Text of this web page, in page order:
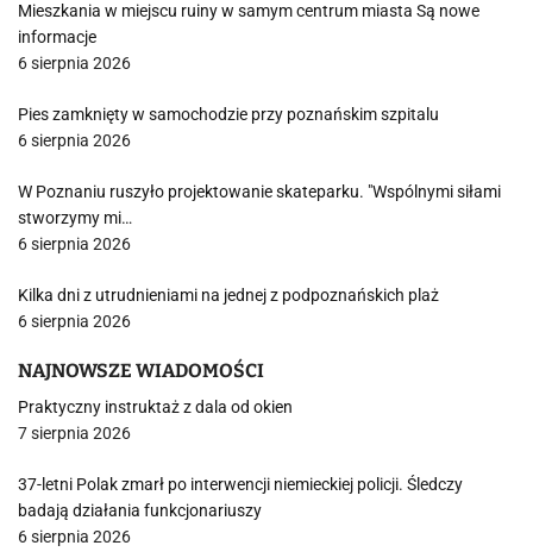
Mieszkania w miejscu ruiny w samym centrum miasta Są nowe
informacje
6 sierpnia 2026
Pies zamknięty w samochodzie przy poznańskim szpitalu
6 sierpnia 2026
W Poznaniu ruszyło projektowanie skateparku. "Wspólnymi siłami
stworzymy mi…
6 sierpnia 2026
Kilka dni z utrudnieniami na jednej z podpoznańskich plaż
6 sierpnia 2026
NAJNOWSZE WIADOMOŚCI
Praktyczny instruktaż z dala od okien
7 sierpnia 2026
37-letni Polak zmarł po interwencji niemieckiej policji. Śledczy
badają działania funkcjonariuszy
6 sierpnia 2026